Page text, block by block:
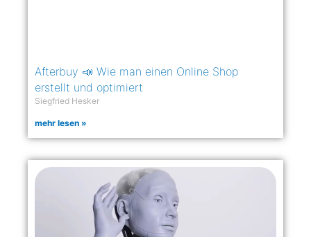
Afterbuy 📣 Wie man einen Online Shop
erstellt und optimiert
Siegfried Hesker
mehr lesen »